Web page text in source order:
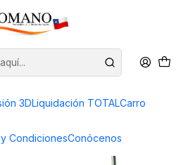
3DLiquidación TOTALCarro
CondicionesConócenos
Medidores
MEDIDA SUIZA DE 1 A 36